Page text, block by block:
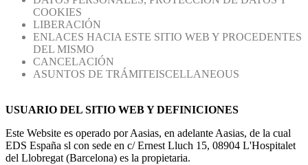
COOKIES
LIBERACIÓN
ENLACES HACIA ESTE SITIO WEB Y PROCEDENTES
DEL MISMO
CANCELACIÓN
ASUNTOS DE TRÁMITEISCELLANEOUS
USUARIO DEL SITIO WEB Y DEFINICIONES
Este Website es operado por Aasias, en adelante Aasias, de la cual
EDS España sl con sede en c/ Ernest Lluch 15, 08904 L'Hospitalet
del Llobregat (Barcelona) es la propietaria.